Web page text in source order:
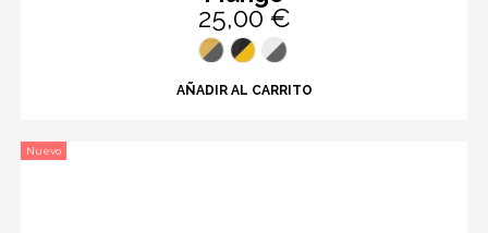
25,00 €
AÑADIR AL CARRITO
Nuevo